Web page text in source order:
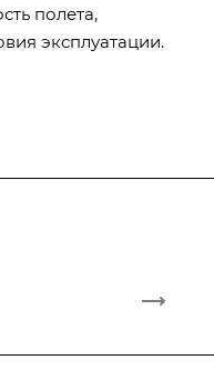
полета,
эксплуатации.